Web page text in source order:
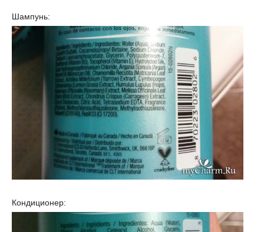
Шампунь:
Кондиционер: